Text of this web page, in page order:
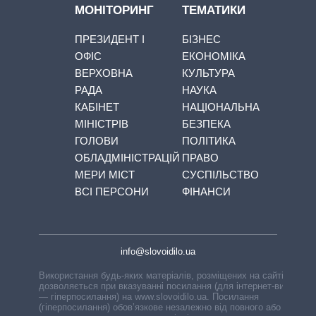
МОНІТОРИНГ
ПРЕЗИДЕНТ І
ОФІС
ВЕРХОВНА
РАДА
КАБІНЕТ
МІНІСТРІВ
ГОЛОВИ
ОБЛАДМІНІСТРАЦІЙ
МЕРИ МІСТ
ВСІ ПЕРСОНИ
ТЕМАТИКИ
БІЗНЕС
ЕКОНОМІКА
КУЛЬТУРА
НАУКА
НАЦІОНАЛЬНА
БЕЗПЕКА
ПОЛІТИКА
ПРАВО
СУСПІЛЬСТВО
ФІНАНСИ
info@slovoidilo.ua
Використання будь-яких матеріалів, розміщених на сайті,
дозволяється при вказуванні посилання (для інтернет-видань
— гіперпосилання) на www.slovoidilo.ua. Посилання
(гіперпосилання) обов’язкове незалежно від повного або